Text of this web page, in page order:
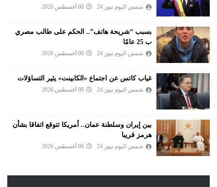
شمس اليوم نيوز 24 08 أغسطس 2026
بسبب “شريحة هاتف”.. الحكم على طالب مصري
ب 25 عامًا
شمس اليوم نيوز 24 08 أغسطس 2026
غياب كاتس عن اجتماع «الكابينت» يثير التساؤلات
شمس اليوم نيوز 24 08 أغسطس 2026
بين إيران وسلطنة عمان.. أمريكا تتوقع اتفاقا بشأن
هرمز قريبا
شمس اليوم نيوز 24 08 أغسطس 2026